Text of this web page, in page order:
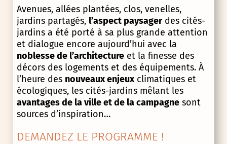
Avenues, allées plantées, clos, venelles,
jardins partagés, l’aspect paysagerdes cités-
jardins a été porté à sa plus grande attention
et dialogue encore aujourd’hui avec la
noblesse de l’architectureet la finesse des
décors des logements et des équipements. À
l’heure des nouveaux enjeuxclimatiques et
écologiques, les cités-jardins mêlant les
avantages de la ville et de la campagnesont
sources d’inspiration…
DEMANDEZ LE PROGRAMME !